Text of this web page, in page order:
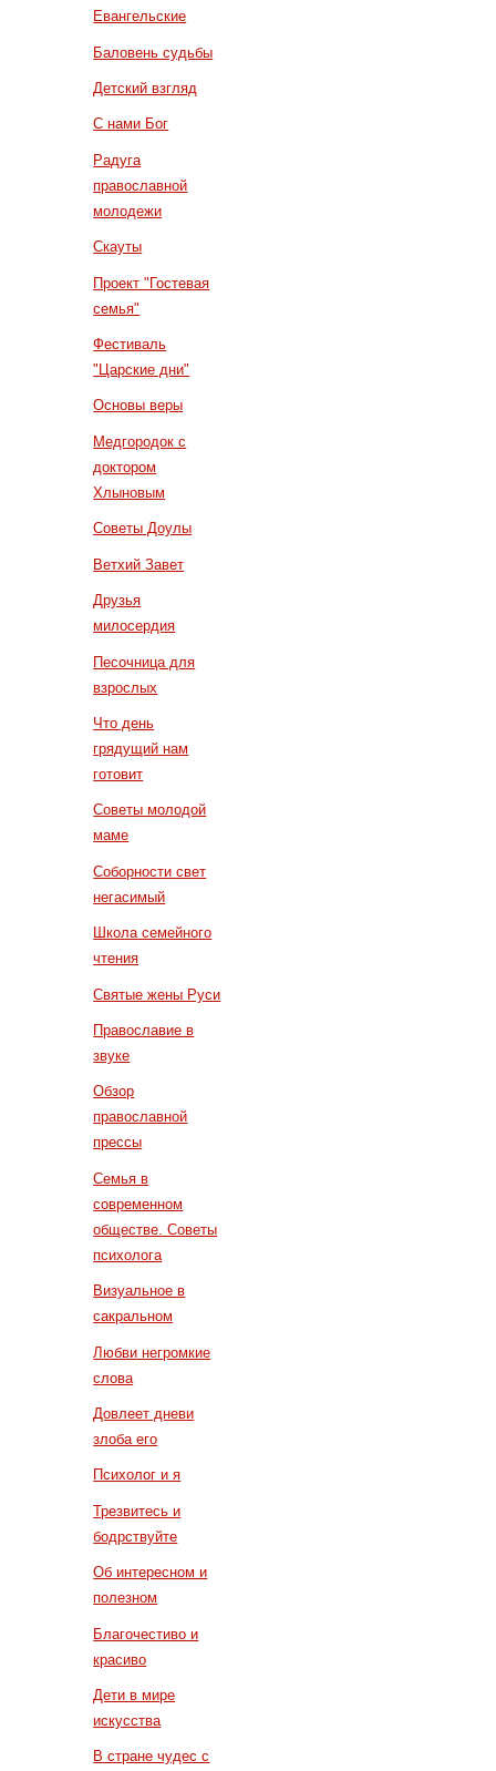
Евангельские
Баловень судьбы
Детский взгляд
С нами Бог
Радуга
православной
молодежи
Скауты
Проект "Гостевая
семья"
Фестиваль
"Царские дни"
Основы веры
Медгородок с
доктором
Хлыновым
Советы Доулы
Ветхий Завет
Друзья
милосердия
Песочница для
взрослых
Что день
грядущий нам
готовит
Советы молодой
маме
Соборности свет
негасимый
Школа семейного
чтения
Святые жены Руси
Православие в
звуке
Обзор
православной
прессы
Семья в
современном
обществе. Советы
психолога
Визуальное в
сакральном
Любви негромкие
слова
Довлеет дневи
злоба его
Психолог и я
Трезвитесь и
бодрствуйте
Об интересном и
полезном
Благочестиво и
красиво
Дети в мире
искусства
В стране чудес с